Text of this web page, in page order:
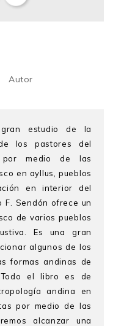
Autor
estudio de la
los pastores del
por medio de las
en ayllus, pueblos
en interior del
F. Sendón ofrece un
de varios pueblos
Es una gran
algunos de los
formas andinas de
el libro es de
andina en
por medio de las
alcanzar una